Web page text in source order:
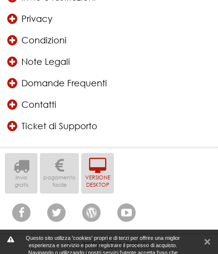
Questo sito utilizza 'cookies' propri e di terzi per offrire una miglior
esperienza e servizio e poter registrare il processo di acquisto.
Navigando o utilizzando i nostri servizi l'utente accetta l'uso che
Privacy
Condizioni
Note Legali
Domande Frequenti
Contatti
Ticket di Supporto
invio
gratis
pagamento
facile
VERSIONE
DESKTOP
ALL SPORT EUROPE S.L